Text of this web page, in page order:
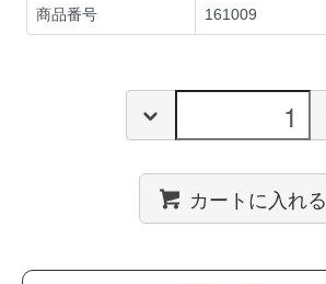
商品番号 161009
カートに入れる